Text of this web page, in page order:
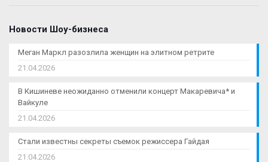
Новости Шоу-бизнеса
Меган Маркл разозлила женщин на элитном ретрите
21.04.2026
В Кишиневе неожиданно отменили концерт Макаревича* и
Вайкуле
21.04.2026
Стали известны секреты съемок режиссера Гайдая
21.04.2026